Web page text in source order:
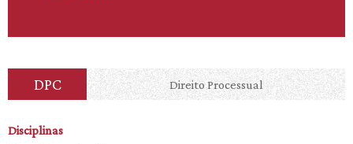
DPC Direito Processual
Disciplinas